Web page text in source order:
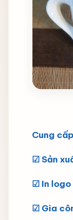
Cung
☑ Sản
☑ In
☑ Gia